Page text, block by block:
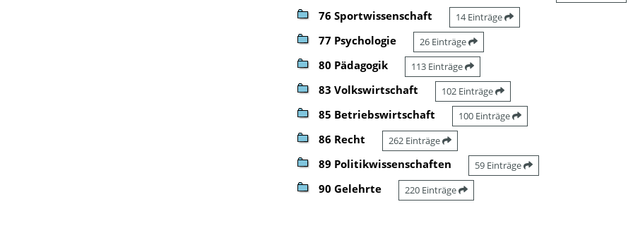
76 Sportwissenschaft 14 Einträge
77 Psychologie 26 Einträge
80 Pädagogik 113 Einträge
83 Volkswirtschaft 102 Einträge
85 Betriebswirtschaft 100 Einträge
86 Recht 262 Einträge
89 Politikwissenschaften 59 Einträge
90 Gelehrte 220 Einträge